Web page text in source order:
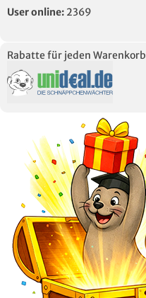
User online: 2369
Rabatte für jeden Warenkorb